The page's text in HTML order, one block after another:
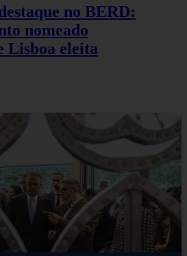
no BERD:
nomeado
Lisboa eleita